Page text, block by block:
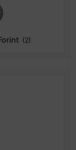
(2)